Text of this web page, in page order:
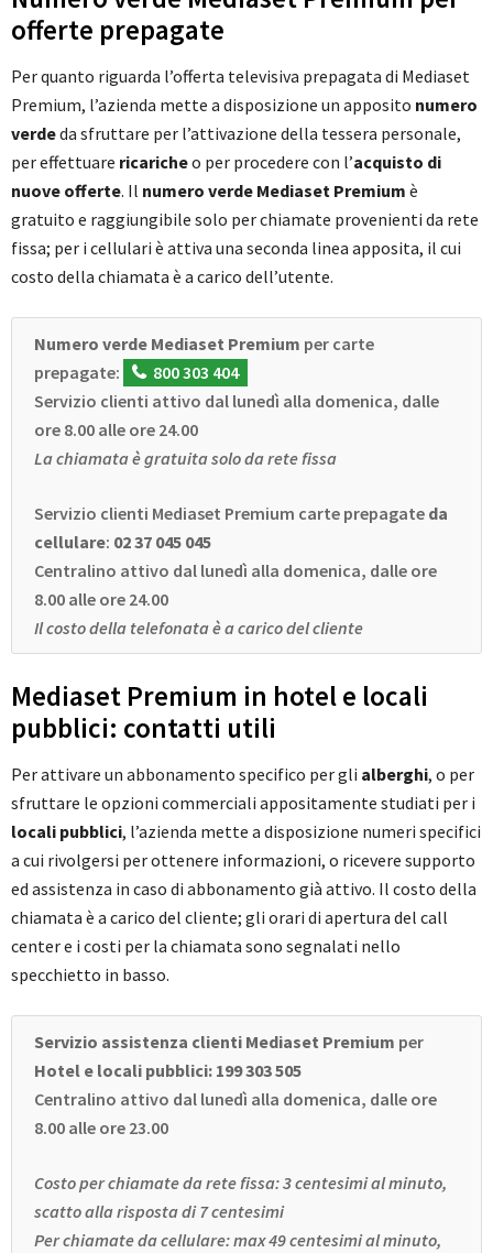
offerte prepagate
Per quanto riguarda l’offerta televisiva prepagata di Mediaset
Premium, l’azienda mette a disposizione un apposito numero
verdeda sfruttare per l’attivazione della tessera personale,
per effettuare ricaricheo per procedere con l’acquisto di
nuove offerte. Il numero verde Mediaset Premium è
gratuito e raggiungibile solo per chiamate provenienti da rete
fissa; per i cellulari è attiva una seconda linea apposita, il cui
costo della chiamata è a carico dell’utente.
Numero verde Mediaset Premium per carte
prepagate:
800 303 404
Servizio clienti attivo dal lunedì alla domenica, dalle
ore 8.00 alle ore 24.00
La chiamata è gratuita solo da rete fissa
Servizio clienti Mediaset Premium carte prepagate da
cellulare: 02 37 045 045
Centralino attivo dal lunedì alla domenica, dalle ore
8.00 alle ore 24.00
Il costo della telefonata è a carico del cliente
Mediaset Premium in hotel e locali
pubblici: contatti utili
Per attivare un abbonamento specifico per gli alberghi, o per
sfruttare le opzioni commerciali appositamente studiati per i
locali pubblici, l’azienda mette a disposizione numeri specifici
a cui rivolgersi per ottenere informazioni, o ricevere supporto
ed assistenza in caso di abbonamento già attivo. Il costo della
chiamata è a carico del cliente; gli orari di apertura del call
center e i costi per la chiamata sono segnalati nello
specchietto in basso.
Servizio assistenza clienti Mediaset Premium per
Hotel e locali pubblici: 199 303 505
Centralino attivo dal lunedì alla domenica, dalle ore
8.00 alle ore 23.00
Costo per chiamate da rete fissa: 3 centesimi al minuto,
scatto alla risposta di 7 centesimi
Per chiamate da cellulare: max 49 centesimi al minuto,